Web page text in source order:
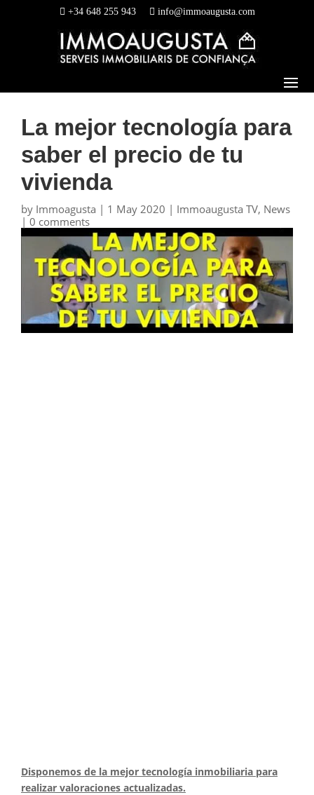
+34 648 255 943 info@immoaugusta.com
La mejor tecnología para
saber el precio de tu
vivienda
by Immoagusta | 1 May 2020 | Immoaugusta TV, News
| 0 comments
Disponemos de la mejor tecnología inmobiliaria para
realizar valoraciones actualizadas.